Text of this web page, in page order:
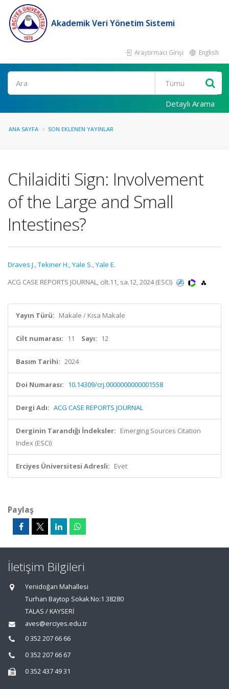
Akademik Veri Yönetim Sistemi
Araştırmacı Girişi English
Ara
Detaylı Arama
ANA SAYFA SON EKLENEN YAYINLAR
Chilaiditi Sign: Involvement
of the Large and Small
Intestines?
Draves J.,Tekiner H.,Yale S.,Yale E.
ACG CASE REPORTS JOURNAL, cilt.11, sa.12, 2024 (ESCI)
Yayın Türü: Makale / Kısa Makale
Cilt numarası: 11 Sayı: 12
Basım Tarihi: 2024
Doi Numarası: 10.14309/crj.0000000000001558
Dergi Adı: ACG CASE REPORTS JOURNAL
Derginin Tarandığı İndeksler: Emerging Sources Citation
Index (ESCI)
Erciyes Üniversitesi Adresli: Evet
Paylaş
İletişim Bilgileri
Yenidoğan Mahallesi
Turhan Baytop Sokak No:1 38280
TALAS / KAYSERİ
aves@erciyes.edu.tr
0 352 207 66 66
0 352 207 66 67
0 352 437 49 31